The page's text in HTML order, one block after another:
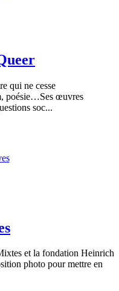
qui ne cesse
poésie…Ses œuvres
soc...
et la fondation Heinrich
photo pour mettre en